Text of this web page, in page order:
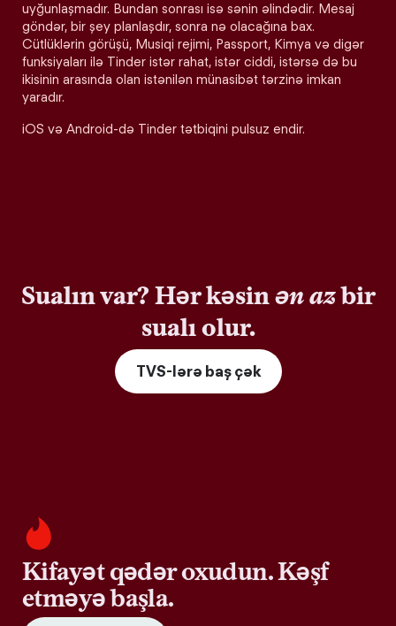
uyğunlaşmadır. Bundan sonrası isə sənin əlindədir. Mesaj
göndər, bir şey planlaşdır, sonra nə olacağına bax.
Cütlüklərin görüşü, Musiqi rejimi, Passport, Kimya və digər
funksiyaları ilə Tinder istər rahat, istər ciddi, istərsə də bu
ikisinin arasında olan istənilən münasibət tərzinə imkan
yaradır.
iOS və Android-də Tinder tətbiqini pulsuz endir.
Sualın var? Hər kəsinən azbir
sualı olur.
TVS-lərə baş çək
Kifayət qədər oxudun. Kəşf
etməyə başla.